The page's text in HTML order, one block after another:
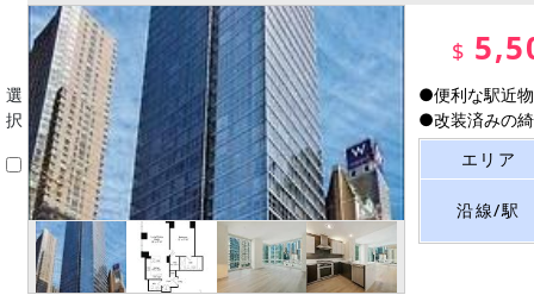
選
択
$
●便利な駅近
●改装済みの
エリア
沿線/駅